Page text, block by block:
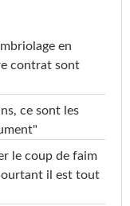
en
contrat sont
ce sont les
le coup de faim
il est tout